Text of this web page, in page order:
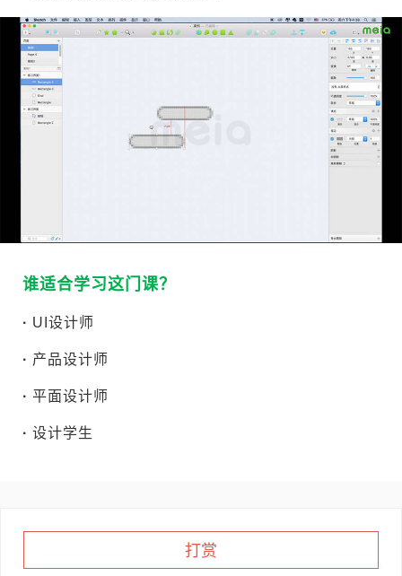
谁适合学习这门课？
· UI设计师
· 产品设计师
· 平面设计师
· 设计学生
打赏